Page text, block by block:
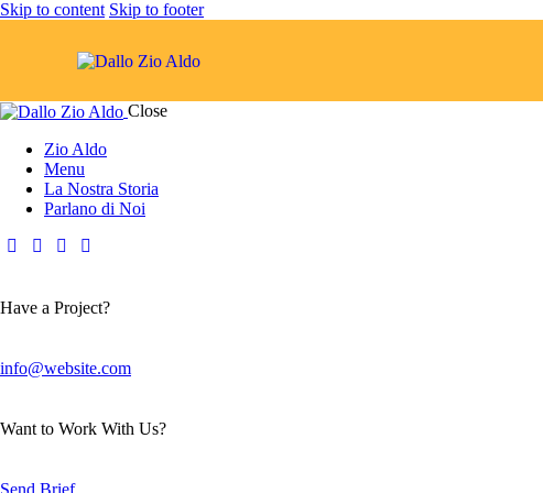
Skip to content Skip to footer
Close
Zio Aldo
Menu
La Nostra Storia
Parlano di Noi
Have a Project?
info@website.com
Want to Work With Us?